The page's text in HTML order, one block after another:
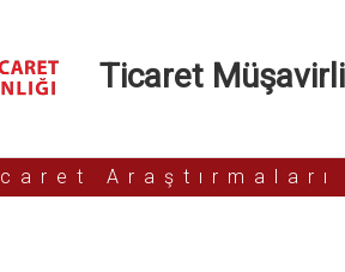
Ticaret
Araştırmaları